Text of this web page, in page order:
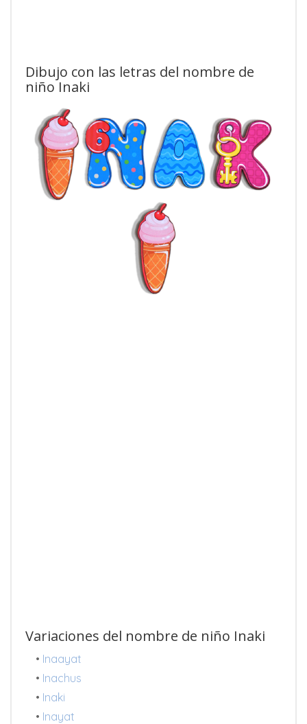
Dibujo con las letras del nombre de
niño Inaki
Variaciones del nombre de niño Inaki
• Inaayat
• Inachus
• Inaki
• Inayat